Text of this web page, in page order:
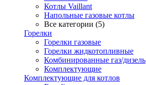
Котлы Vaillant
Напольные газовые котлы
Все категории (5)
Горелки
Горелки газовые
Горелки жидкотопливные
Комбинированные газ/дизель
Комплектующие
Комплектующие для котлов